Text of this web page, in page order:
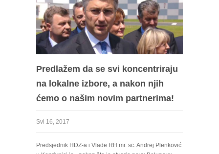
Predlažem da se svi koncentriraju
na lokalne izbore, a nakon njih
ćemo o našim novim partnerima!
Svi 16, 2017
Predsjednik HDZ-a i Vlade RH mr. sc. Andrej Plenković